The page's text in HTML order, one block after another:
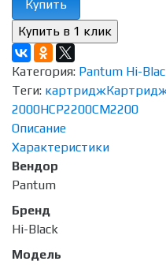
Купить
Категория: Pantum Hi-
Теги: картридж
2000HCP2200CM2200
Описание
Характеристики
Вендор
Pantum
Бренд
Hi-Black
Модель